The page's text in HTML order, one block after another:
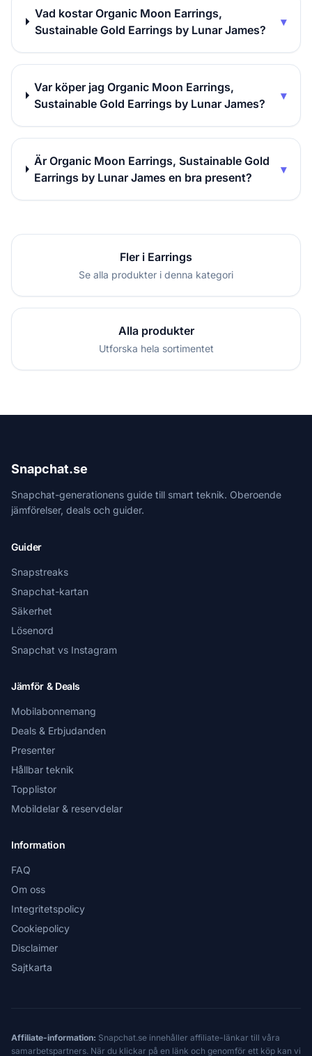
Vad kostar Organic Moon Earrings,
Sustainable Gold Earrings by Lunar James?
▾
Var köper jag Organic Moon Earrings,
Sustainable Gold Earrings by Lunar James?
▾
Är Organic Moon Earrings, Sustainable Gold
Earrings by Lunar James en bra present?
▾
Fler i Earrings
Se alla produkter i denna kategori
Alla produkter
Utforska hela sortimentet
Snapchat.se
Snapchat-generationens guide till smart teknik. Oberoende
jämförelser, deals och guider.
Guider
Snapstreaks
Snapchat-kartan
Säkerhet
Lösenord
Snapchat vs Instagram
Jämför & Deals
Mobilabonnemang
Deals & Erbjudanden
Presenter
Hållbar teknik
Topplistor
Mobildelar & reservdelar
Information
FAQ
Om oss
Integritetspolicy
Cookiepolicy
Disclaimer
Sajtkarta
Affiliate-information: Snapchat.se innehåller affiliate-länkar till våra
samarbetspartners. När du klickar på en länk och genomför ett köp kan vi